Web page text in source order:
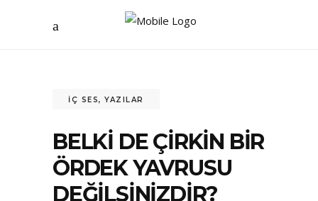
İÇ SES, YAZILAR
BELKİ DE ÇİRKİN BİR
ÖRDEK YAVRUSU
DEĞİLSİNİZDİR?